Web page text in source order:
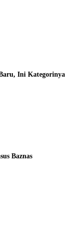
Ini Kategorinya
Baznas